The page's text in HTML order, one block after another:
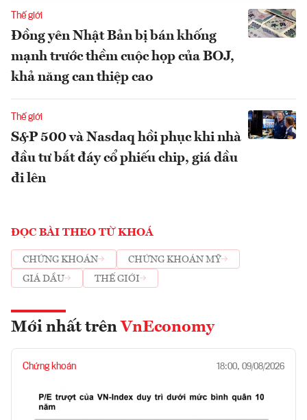
Thế giới
Đồng yên Nhật Bản bị bán khống
mạnh trước thềm cuộc họp của BOJ,
khả năng can thiệp cao
Thế giới
S&P 500 và Nasdaq hồi phục khi nhà
đầu tư bắt đáy cổ phiếu chip, giá dầu
đi lên
ĐỌC BÀI THEO TỪ KHOÁ
CHỨNG KHOÁN
CHỨNG KHOÁN MỸ
GIÁ DẦU
THẾ GIỚI
Mới nhất trên VnEconomy
Chứng khoán 18:00, 09/08/2026